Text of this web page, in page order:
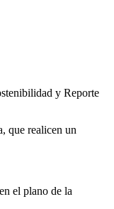
y Reporte
que realicen un
el plano de la